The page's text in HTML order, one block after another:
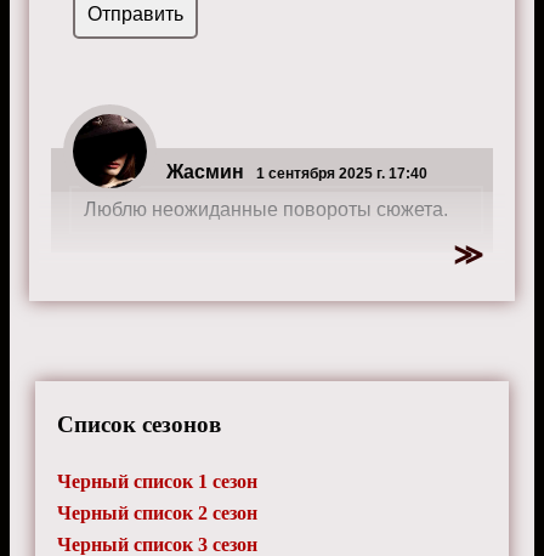
Жасмин 1 сентября 2025 г. 17:40
Люблю неожиданные повороты сюжета.
Список сезонов
Черный список 1 сезон
Черный список 2 сезон
Черный список 3 сезон